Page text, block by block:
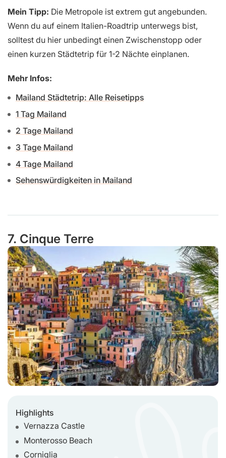
Mein Tipp: Die Metropole ist extrem gut angebunden.
Wenn du auf einem Italien-Roadtrip unterwegs bist,
solltest du hier unbedingt einen Zwischenstopp oder
einen kurzen Städtetrip für 1-2 Nächte einplanen.
Mehr Infos:
Mailand Städtetrip: Alle Reisetipps
1 Tag Mailand
2 Tage Mailand
3 Tage Mailand
4 Tage Mailand
Sehenswürdigkeiten in Mailand
7. Cinque Terre
Highlights
Vernazza Castle
Monterosso Beach
Corniglia